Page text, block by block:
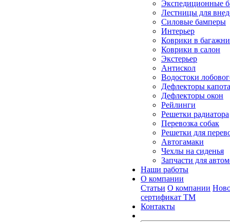
Экспедиционные
Лестницы для
Силовые бамперы
Интерьер
Коврики в
Коврики в салон
Экстерьер
Антискол
Водостоки
Дефлекторы капота
Дефлекторы окон
Рейлинги
Решетки радиатора
Перевозка собак
Решетки для
Автогамаки
Чехлы на сиденья
Запчасти для
Наши работы
О компании
Статьи О компании
сертификат ТМ
Контакты